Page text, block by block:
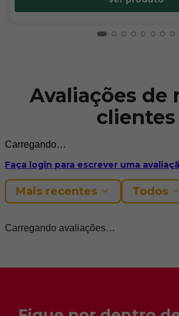
Ver produto
Avaliações de
Carregando…
Faça login para escrever uma
Mais recentes Todos